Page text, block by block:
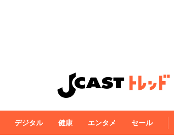
デジタル 健康 エンタメ セール